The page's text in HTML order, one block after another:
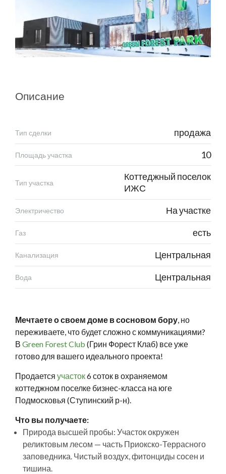
Описание
Тип сделки продажа
Площадь участка 10
Тип участка
Коттеджный поселок
ИЖС
Электричество На участке
Газ есть
Канализация Центральная
Вода Центральная
Мечтаете о своем доме в сосновом бору, но
переживаете, что будет сложно с коммуникациями?
В Green Forest Club (Грин Форест Клаб) все уже
готово для вашего идеального проекта!
Продается участок6 соток в охраняемом
коттеджном поселке бизнес-класса на юге
Подмосковья (Ступинский р-н).
Что вы получаете:
Природа высшей пробы: Участок окружен
реликтовым лесом — часть Приокско-Террасного
заповедника. Чистый воздух, фитонциды сосен и
тишина.